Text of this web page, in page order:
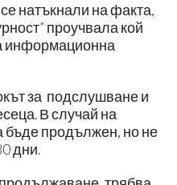
натъкнали на факта,
проучвала кой
информационна
за подслушване и
В случай на
бъде продължен, но не
дни.